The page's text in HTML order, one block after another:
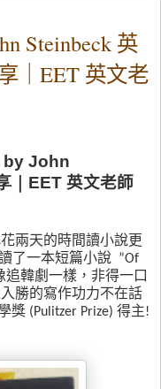
Steinbeck 英
｜EET 英文老
by John
EET 英文老師
兩天的時間讀小說更
了一本短篇小說 ”Of
追韓劇一樣，非得一口
勝的寫作功力不在話
獎 (Pulitzer Prize) 得主!